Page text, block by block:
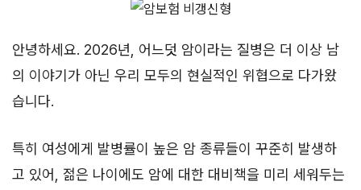
안녕하세요. 2026년, 어느덧 암이라는 질병은 더 이상 남
의 이야기가 아닌 우리 모두의 현실적인 위협으로 다가왔
습니다.
특히 여성에게 발병률이 높은 암 종류들이 꾸준히 발생하
고 있어, 젊은 나이에도 암에 대한 대비책을 미리 세워두는